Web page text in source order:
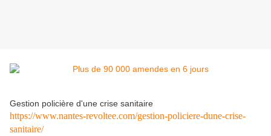
Gestion policière d'une crise sanitaire
https://www.nantes-revoltee.com/gestion-policiere-dune-crise-
sanitaire/